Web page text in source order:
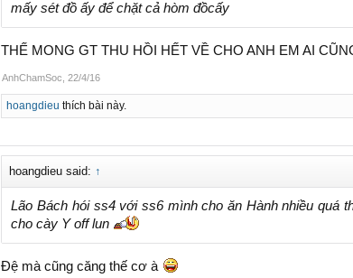
mấy sét đồ ấy để chặt cả hòm đồcấy
THẾ MONG GT THU HỒI HẾT VỀ CHO ANH EM AI
AnhChamSoc 22/4/16
hoangdieu thích bài này.
hoangdieu said: ↑
Lão Bách hói ss4 với ss6 mình cho ăn Hành nhiều quá
cho cày Y off lun
Đệ mà cũng căng thế cơ à